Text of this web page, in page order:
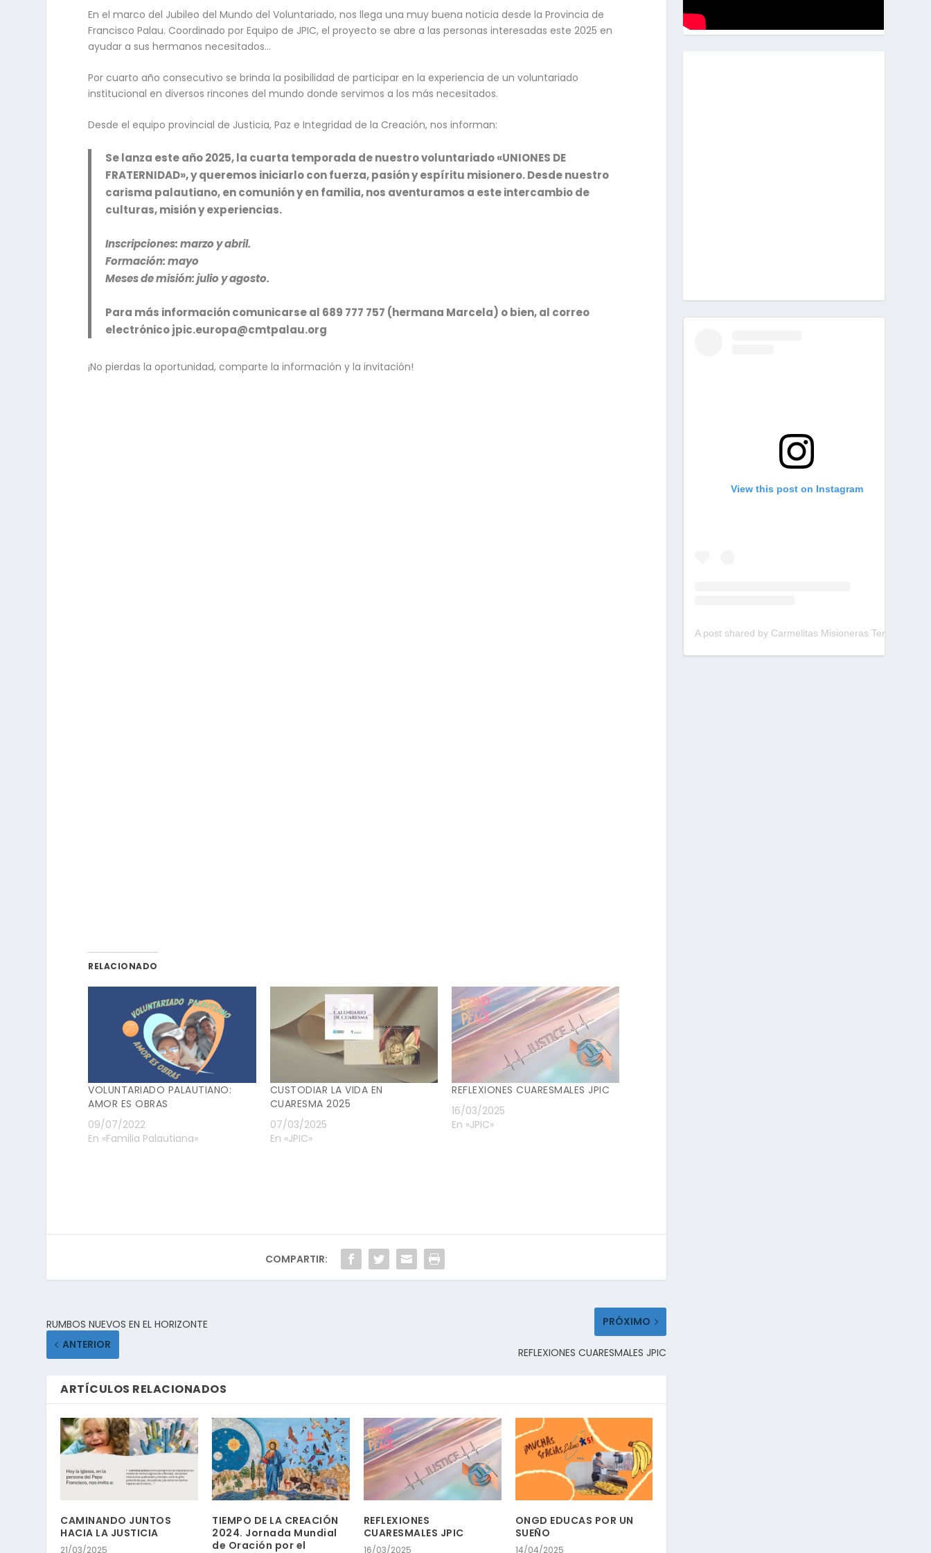
En el marco del Jubileo del Mundo del Voluntariado, nos llega una muy buena noticia desde la Provincia de
Francisco Palau. Coordinado por Equipo de JPIC, el proyecto se abre a las personas interesadas este 2025 en
ayudar a sus hermanos necesitados…
Por cuarto año consecutivo se brinda la posibilidad de participar en la experiencia de un voluntariado
institucional en diversos rincones del mundo donde servimos a los más necesitados.
Desde el equipo provincial de Justicia, Paz e Integridad de la Creación, nos informan:
Se lanza este año 2025, la cuarta temporada de nuestro voluntariado «UNIONES DE
FRATERNIDAD», y queremos iniciarlo con fuerza, pasión y espíritu misionero. Desde nuestro
carisma palautiano, en comunión y en familia, nos aventuramos a este intercambio de
culturas, misión y experiencias.
Inscripciones: marzo y abril.
Formación: mayo
Meses de misión: julio y agosto.
Para más información comunicarse al 689 777 757 (hermana Marcela) o bien, al correo
electrónico jpic.europa@cmtpalau.org
¡No pierdas la oportunidad, comparte la información y la invitación!
RELACIONADO
VOLUNTARIADO PALAUTIANO:
AMOR ES OBRAS
09/07/2022
En «Familia Palautiana»
CUSTODIAR LA VIDA EN
CUARESMA 2025
07/03/2025
En «JPIC»
REFLEXIONES CUARESMALES JPIC
16/03/2025
En «JPIC»
COMPARTIR:
RUMBOS NUEVOS EN EL HORIZONTE
ANTERIOR
PRÓXIMO
REFLEXIONES CUARESMALES JPIC
ARTÍCULOS RELACIONADOS
CAMINANDO JUNTOS
HACIA LA JUSTICIA
21/03/2025
TIEMPO DE LA CREACIÓN
2024. Jornada Mundial
de Oración por el
REFLEXIONES
CUARESMALES JPIC
16/03/2025
ONGD EDUCAS POR UN
SUEÑO
14/04/2025
View this post on Instagram